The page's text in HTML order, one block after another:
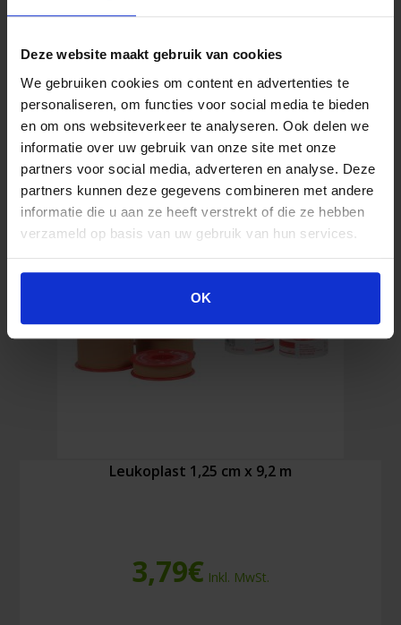
Deze website maakt gebruik van cookies
We gebruiken cookies om content en advertenties te
personaliseren, om functies voor social media te bieden
en om ons websiteverkeer te analyseren. Ook delen we
informatie over uw gebruik van onze site met onze
partners voor social media, adverteren en analyse. Deze
partners kunnen deze gegevens combineren met andere
informatie die u aan ze heeft verstrekt of die ze hebben
verzameld op basis van uw gebruik van hun services.
OK
QuickFix
Detectable
Pflasterspender
In den Warenkorb
Ähnliche Produkte
Leukoplast 1,25 cm x 9,2 m
3,79€ Inkl. MwSt.